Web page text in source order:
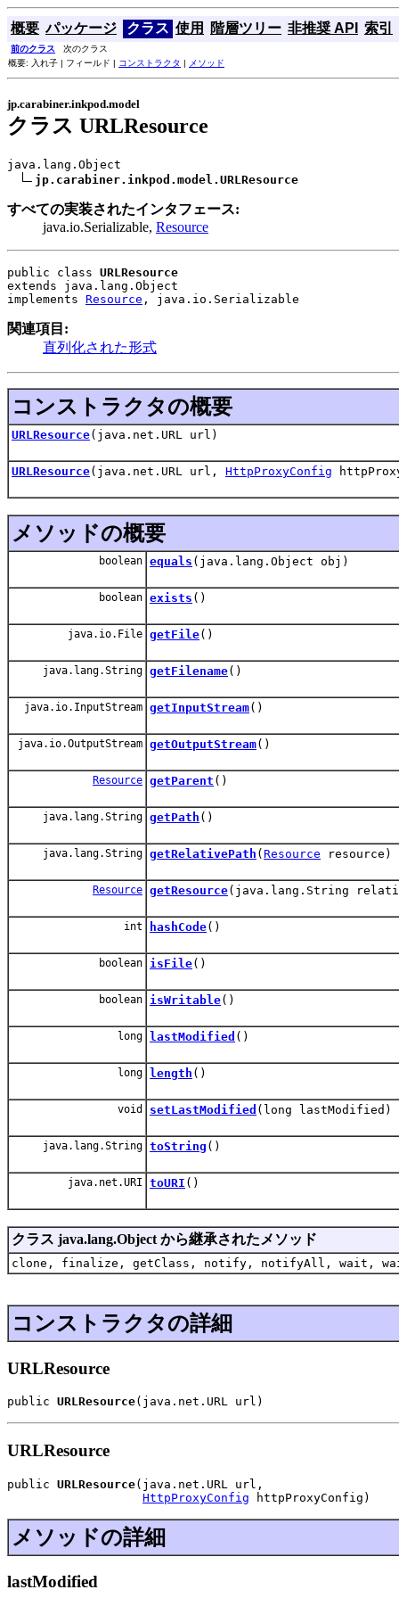
概要 パッケージ クラス 使用 階層ツリー 非推奨 API 索引
前のクラス 次のクラス
概要: 入れ子 | フィールド | コンストラクタ | メソッド
jp.carabiner.inkpod.model
クラス URLResource
java.lang.Object
jp.carabiner.inkpod.model.URLResource
すべての実装されたインタフェース:
java.io.Serializable, Resource
public class URLResource
extends java.lang.Object
implements Resource , java.io.Serializable
関連項目:
直列化された形式
コンストラクタの概要
URLResource(java.net.URL url)
URLResource(java.net.URL url, HttpProxyConfig
メソッドの概要
boolean equals (java.lang.Object obj)
boolean exists ()
java.io.File getFile()
java.lang.String getFilename()
java.io.InputStream getInputStream()
java.io.OutputStream getOutputStream()
Resource getParent ()
java.lang.String getPath ()
java.lang.String getRelativePath ( Resource resource)
Resource getResource(java.lang.String
int hashCode()
boolean isFile()
boolean isWritable()
long lastModified ()
long length ()
void setLastModified (long lastModified)
java.lang.String toString ()
java.net.URI toURI ()
クラス java.lang.Object から継承されたメソッド
clone, finalize, getClass, notify, notifyAll, wait,
コンストラクタの詳細
URLResource
public URLResource(java.net.URL url)
URLResource
public URLResource(java.net.URL url,
HttpProxyConfig httpProxyConfig)
メソッドの詳細
lastModified